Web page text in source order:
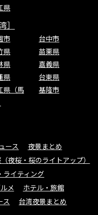
県
］
市
台中市
県
苗栗県
県
嘉義県
県
台東県
県（馬
基隆市
ース
夜景まとめ
夜桜・桜のライトアップ）
ライティング
メ
ホテル・旅館
ス 台湾夜景まとめ